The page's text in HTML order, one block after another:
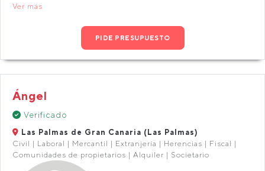
Ver más
PIDE PRESUPUESTO
Ángel
Verificado
Las Palmas de Gran Canaria (Las Palmas)
Civil | Laboral | Mercantil | Extranjería | Herencias | Fiscal |
Comunidades de propietarios | Alquiler | Societario